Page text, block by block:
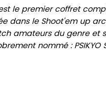
est le premier coffret
dans le Shoot'em up
amateurs du genre et
nommé : PSIKYO